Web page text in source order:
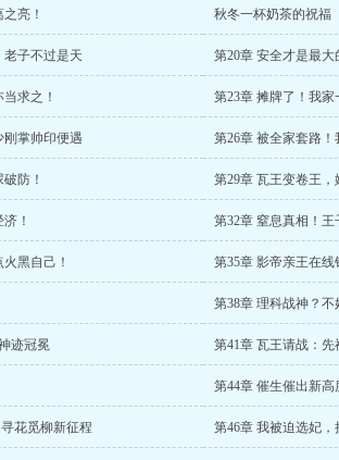
亮！ 秋冬一杯奶茶的祝福
老子不过是天 第20章 安全才是最大
求之！ 第23章 摊牌了！我家
刚掌帅印便遇 第26章 被全家套路
防！ 第29章 瓦王变卷王，
！ 第32章 窒息真相！
黑自己！ 第35章 影帝亲王在线
第38章 理科战神？
迹冠冕 第41章 瓦王请战：
第44章 催生催出新高
花觅柳新征程 第46章 我被迫选妃